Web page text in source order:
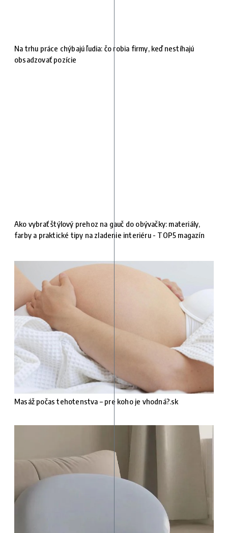
Na trhu práce chýbajú ľudia: čo robia firmy, keď nestíhajú
obsadzovať pozície
Ako vybrať štýlový prehoz na gauč do obývačky: materiály,
farby a praktické tipy na zladenie interiéru - TOP5 magazín
Masáž počas tehotenstva – pre koho je vhodná?.sk